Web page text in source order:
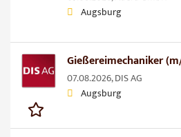
Augsburg
Gießereimechaniker
07.08.2026,DIS AG
Augsburg